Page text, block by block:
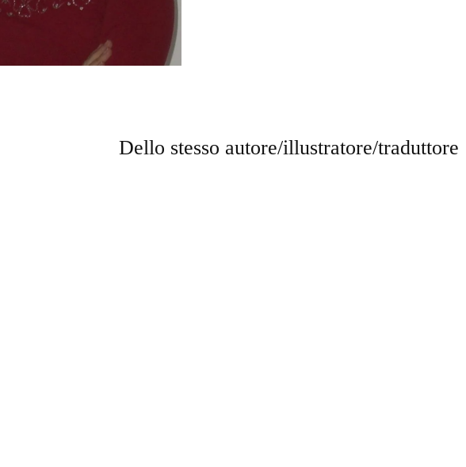
Dello stesso autore/illustratore/traduttore